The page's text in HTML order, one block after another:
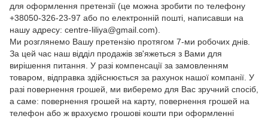
для оформлення претензії (це можна зробити по телефону
+38050-326-23-97 або по електронній пошті, написавши на
нашу адресу: centre-liliya@gmail.com).
Ми розглянемо Вашу претензію протягом 7-ми робочих днів.
За цей час наш відділ продажів зв'яжеться з Вами для
вирішення питання. У разі компенсації за замовленням
товаром, відправка здійснюється за рахунок нашої компанії. У
разі повернення грошей, ми виберемо для Вас зручний спосіб,
а саме: повернення грошей на карту, повернення грошей на
телефон або ж врахуємо грошові кошти при оформленні